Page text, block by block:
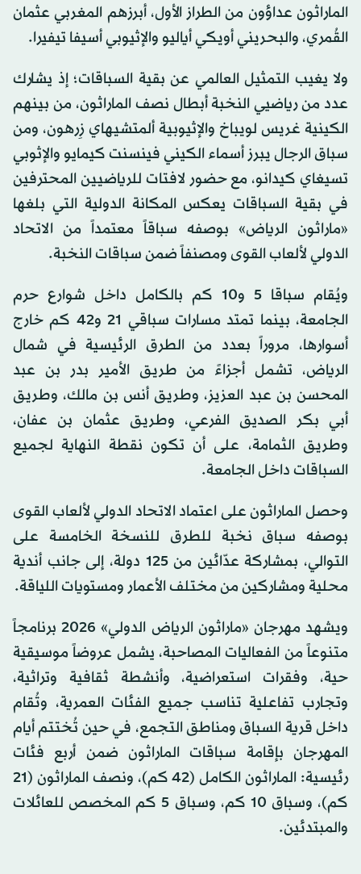
الماراثون عداؤون من الطراز الأول، أبرزهم المغربي عثمان
القُمري، والبحريني أويكي أياليو والإثيوبي أسيفا تيفيرا.
ولا يغيب التمثيل العالمي عن بقية السباقات؛ إذ يشارك
عدد من رياضيي النخبة أبطال نصف الماراثون، من بينهم
الكينية غريس لويباخ والإثيوبية ألمتشيهاي زِرهون، ومن
سباق الرجال يبرز أسماء الكيني فينسنت كيمايو والإثوبي
تسيغاي كيدانو، مع حضور لافتات للرياضيين المحترفين
في بقية السباقات يعكس المكانة الدولية التي بلغها
«ماراثون الرياض» بوصفه سباقاً معتمداً من الاتحاد
الدولي لألعاب القوى ومصنفاً ضمن سباقات النخبة.
ويُقام سباقا 5 و10 كم بالكامل داخل شوارع حرم
الجامعة، بينما تمتد مسارات سباقي 21 و42 كم خارج
أسوارها، مروراً بعدد من الطرق الرئيسية في شمال
الرياض، تشمل أجزاءً من طريق الأمير بدر بن عبد
المحسن بن عبد العزيز، وطريق أنس بن مالك، وطريق
أبي بكر الصديق الفرعي، وطريق عثمان بن عفان،
وطريق الثمامة، على أن تكون نقطة النهاية لجميع
السباقات داخل الجامعة.
وحصل الماراثون على اعتماد الاتحاد الدولي لألعاب القوى
بوصفه سباق نخبة للطرق للنسخة الخامسة على
التوالي، بمشاركة عدّائين من 125 دولة، إلى جانب أندية
محلية ومشاركين من مختلف الأعمار ومستويات اللياقة.
ويشهد مهرجان «ماراثون الرياض الدولي» 2026 برنامجاً
متنوعاً من الفعاليات المصاحبة، يشمل عروضاً موسيقية
حية، وفقرات استعراضية، وأنشطة ثقافية وتراثية،
وتجارب تفاعلية تناسب جميع الفئات العمرية، وتُقام
داخل قرية السباق ومناطق التجمع، في حين تُختتم أيام
المهرجان بإقامة سباقات الماراثون ضمن أربع فئات
رئيسية: الماراثون الكامل (42 كم)، ونصف الماراثون (21
كم)، وسباق 10 كم، وسباق 5 كم المخصص للعائلات
والمبتدئين.